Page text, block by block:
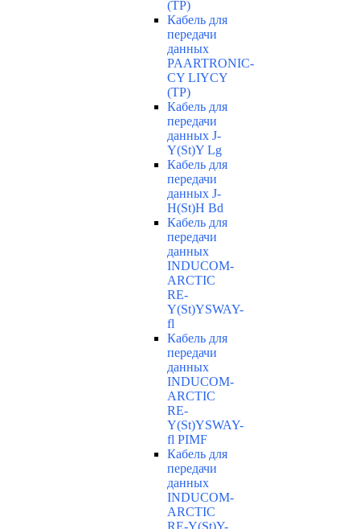
(TP)
Кабель для
передачи
данных
PAARTRONIC-
CY LIYCY
(TP)
Кабель для
передачи
данных J-
Y(St)Y Lg
Кабель для
передачи
данных J-
H(St)H Bd
Кабель для
передачи
данных
INDUCOM-
ARCTIC
RE-
Y(St)YSWAY-
fl
Кабель для
передачи
данных
INDUCOM-
ARCTIC
RE-
Y(St)YSWAY-
fl PIMF
Кабель для
передачи
данных
INDUCOM-
ARCTIC